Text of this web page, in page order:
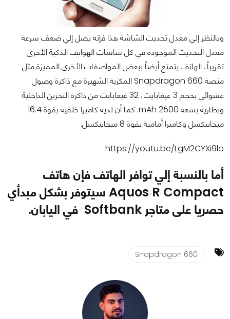
وبالنظر إلي معدل تحديث الشاشة هذا فإنه يصل إلي ضعف سرعة
معدل التحديث الموجودة في كل شاشات الهواتف الذكية الأخرى
تقريباً، الهاتف يتمتع أيضاً ببعض المواصفات الأخري المميزة مثل
منصة Snapdragon 660 المكزية الشهيرة مع ذاكرة وصول
عشوائي بحجم 3 غيغابايت، 32 غيغابايت من ذاكرة التخزين الداخلية
وبطارية بسعة 2500 mAh. كما أن لديه كاميرا خلفية بقوة 16.4
ميجابيكسل وكاميرا أمامية بقوة 8 ميجابيكسل.
https://youtu.be/LgM2CYXi9lo
أما بالنسبة إلي توافر الهاتف فإن هاتف
Aquos R Compact سيتوفر بشكل مبدأي
حصريا على متاجر Softbank في اليابان.
Snapdragon 660